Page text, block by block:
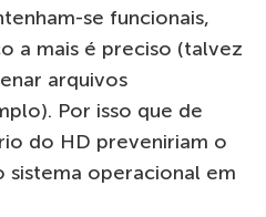
se funcionais,
a mais é preciso (talvez
arquivos
Por isso que de
do HD preveniriam o
operacional em